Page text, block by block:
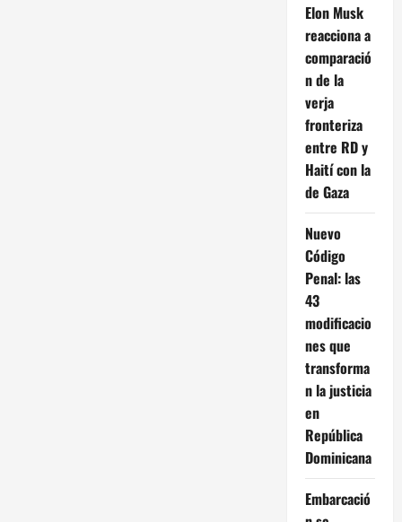
Elon Musk
reacciona a
comparació
n de la
verja
fronteriza
entre RD y
Haití con la
de Gaza
Nuevo
Código
Penal: las
43
modificacio
nes que
transforma
n la justicia
en
República
Dominicana
Embarcació